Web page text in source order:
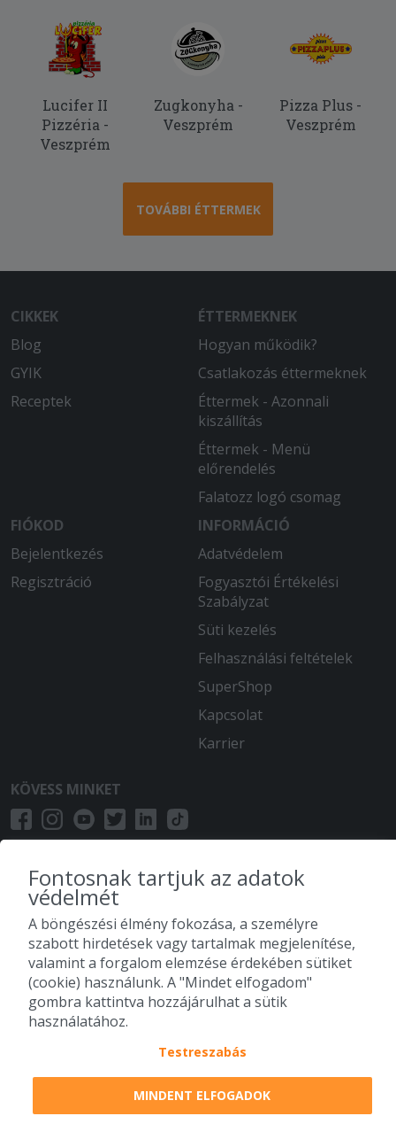
Lucifer II
Pizzéria -
Veszprém
Zugkonyha -
Veszprém
Pizza Plus -
Veszprém
TOVÁBBI ÉTTERMEK
CIKKEK
Blog
GYIK
Receptek
ÉTTERMEKNEK
Hogyan működik?
Csatlakozás éttermeknek
Éttermek - Azonnali
kiszállítás
Éttermek - Menü
előrendelés
Falatozz logó csomag
FIÓKOD
Bejelentkezés
Regisztráció
INFORMÁCIÓ
Adatvédelem
Fogyasztói Értékelési
Szabályzat
Süti kezelés
Felhasználási feltételek
SuperShop
Kapcsolat
Karrier
KÖVESS MINKET
Fontosnak tartjuk az adatok
védelmét
A böngészési élmény fokozása, a személyre
szabott hirdetések vagy tartalmak megjelenítése,
valamint a forgalom elemzése érdekében sütiket
(cookie) használunk. A "Mindet elfogadom"
gombra kattintva hozzájárulhat a sütik
használatához.
Testreszabás
MINDENT ELFOGADOK